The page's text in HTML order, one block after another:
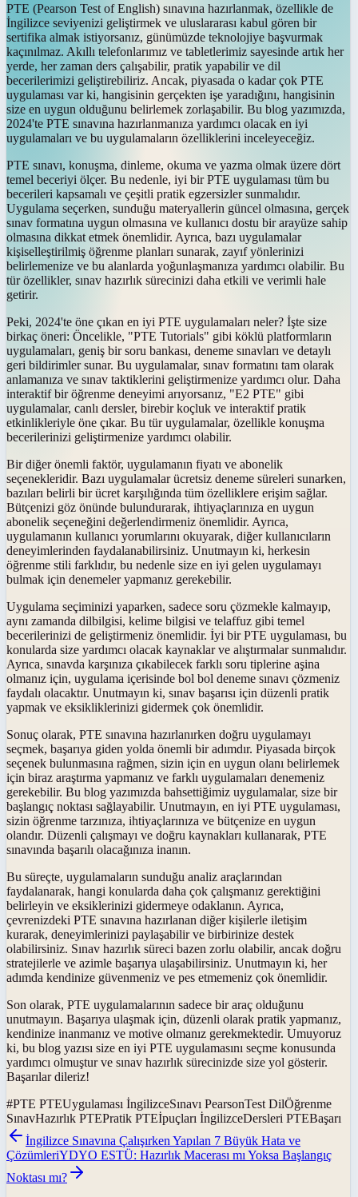
PTE (Pearson Test of English) sınavına hazırlanmak, özellikle de
İngilizce seviyenizi geliştirmek ve uluslararası kabul gören bir
sertifika almak istiyorsanız, günümüzde teknolojiye başvurmak
kaçınılmaz. Akıllı telefonlarımız ve tabletlerimiz sayesinde artık her
yerde, her zaman ders çalışabilir, pratik yapabilir ve dil
becerilerimizi geliştirebiliriz. Ancak, piyasada o kadar çok PTE
uygulaması var ki, hangisinin gerçekten işe yaradığını, hangisinin
size en uygun olduğunu belirlemek zorlaşabilir. Bu blog yazımızda,
2024'te PTE sınavına hazırlanmanıza yardımcı olacak en iyi
uygulamaları ve bu uygulamaların özelliklerini inceleyeceğiz.
PTE sınavı, konuşma, dinleme, okuma ve yazma olmak üzere dört
temel beceriyi ölçer. Bu nedenle, iyi bir PTE uygulaması tüm bu
becerileri kapsamalı ve çeşitli pratik egzersizler sunmalıdır.
Uygulama seçerken, sunduğu materyallerin güncel olmasına, gerçek
sınav formatına uygun olmasına ve kullanıcı dostu bir arayüze sahip
olmasına dikkat etmek önemlidir. Ayrıca, bazı uygulamalar
kişiselleştirilmiş öğrenme planları sunarak, zayıf yönlerinizi
belirlemenize ve bu alanlarda yoğunlaşmanıza yardımcı olabilir. Bu
tür özellikler, sınav hazırlık sürecinizi daha etkili ve verimli hale
getirir.
Peki, 2024'te öne çıkan en iyi PTE uygulamaları neler? İşte size
birkaç öneri: Öncelikle, "PTE Tutorials" gibi köklü platformların
uygulamaları, geniş bir soru bankası, deneme sınavları ve detaylı
geri bildirimler sunar. Bu uygulamalar, sınav formatını tam olarak
anlamanıza ve sınav taktiklerini geliştirmenize yardımcı olur. Daha
interaktif bir öğrenme deneyimi arıyorsanız, "E2 PTE" gibi
uygulamalar, canlı dersler, birebir koçluk ve interaktif pratik
etkinlikleriyle öne çıkar. Bu tür uygulamalar, özellikle konuşma
becerilerinizi geliştirmenize yardımcı olabilir.
Bir diğer önemli faktör, uygulamanın fiyatı ve abonelik
seçenekleridir. Bazı uygulamalar ücretsiz deneme süreleri sunarken,
bazıları belirli bir ücret karşılığında tüm özelliklere erişim sağlar.
Bütçenizi göz önünde bulundurarak, ihtiyaçlarınıza en uygun
abonelik seçeneğini değerlendirmeniz önemlidir. Ayrıca,
uygulamanın kullanıcı yorumlarını okuyarak, diğer kullanıcıların
deneyimlerinden faydalanabilirsiniz. Unutmayın ki, herkesin
öğrenme stili farklıdır, bu nedenle size en iyi gelen uygulamayı
bulmak için denemeler yapmanız gerekebilir.
Uygulama seçiminizi yaparken, sadece soru çözmekle kalmayıp,
aynı zamanda dilbilgisi, kelime bilgisi ve telaffuz gibi temel
becerilerinizi de geliştirmeniz önemlidir. İyi bir PTE uygulaması, bu
konularda size yardımcı olacak kaynaklar ve alıştırmalar sunmalıdır.
Ayrıca, sınavda karşınıza çıkabilecek farklı soru tiplerine aşina
olmanız için, uygulama içerisinde bol bol deneme sınavı çözmeniz
faydalı olacaktır. Unutmayın ki, sınav başarısı için düzenli pratik
yapmak ve eksikliklerinizi gidermek çok önemlidir.
Sonuç olarak, PTE sınavına hazırlanırken doğru uygulamayı
seçmek, başarıya giden yolda önemli bir adımdır. Piyasada birçok
seçenek bulunmasına rağmen, sizin için en uygun olanı belirlemek
için biraz araştırma yapmanız ve farklı uygulamaları denemeniz
gerekebilir. Bu blog yazımızda bahsettiğimiz uygulamalar, size bir
başlangıç noktası sağlayabilir. Unutmayın, en iyi PTE uygulaması,
sizin öğrenme tarzınıza, ihtiyaçlarınıza ve bütçenize en uygun
olandır. Düzenli çalışmayı ve doğru kaynakları kullanarak, PTE
sınavında başarılı olacağınıza inanın.
Bu süreçte, uygulamaların sunduğu analiz araçlarından
faydalanarak, hangi konularda daha çok çalışmanız gerektiğini
belirleyin ve eksiklerinizi gidermeye odaklanın. Ayrıca,
çevrenizdeki PTE sınavına hazırlanan diğer kişilerle iletişim
kurarak, deneyimlerinizi paylaşabilir ve birbirinize destek
olabilirsiniz. Sınav hazırlık süreci bazen zorlu olabilir, ancak doğru
stratejilerle ve azimle başarıya ulaşabilirsiniz. Unutmayın ki, her
adımda kendinize güvenmeniz ve pes etmemeniz çok önemlidir.
Son olarak, PTE uygulamalarının sadece bir araç olduğunu
unutmayın. Başarıya ulaşmak için, düzenli olarak pratik yapmanız,
kendinize inanmanız ve motive olmanız gerekmektedir. Umuyoruz
ki, bu blog yazısı size en iyi PTE uygulamasını seçme konusunda
yardımcı olmuştur ve sınav hazırlık sürecinizde size yol gösterir.
Başarılar dileriz!
#PTE PTEUygulaması İngilizceSınavı PearsonTest DilÖğrenme
SınavHazırlık PTEPratik PTEİpuçları İngilizceDersleri PTEBaşarı
İngilizce Sınavına Çalışırken Yapılan 7 Büyük Hata ve
ÇözümleriYDYO ESTÜ: Hazırlık Macerası mı Yoksa Başlangıç
Noktası mı?